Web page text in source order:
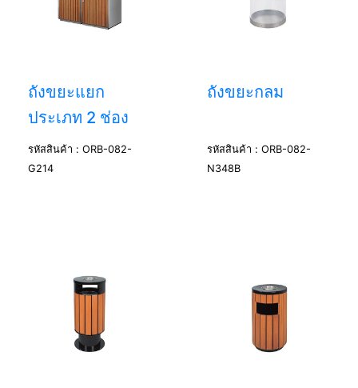
ถังขยะแยก
ประเภท 2 ช่อง
รหัสสินค้า : ORB-082-
G214
ถังขยะกลม
รหัสสินค้า : ORB-082-
N348B